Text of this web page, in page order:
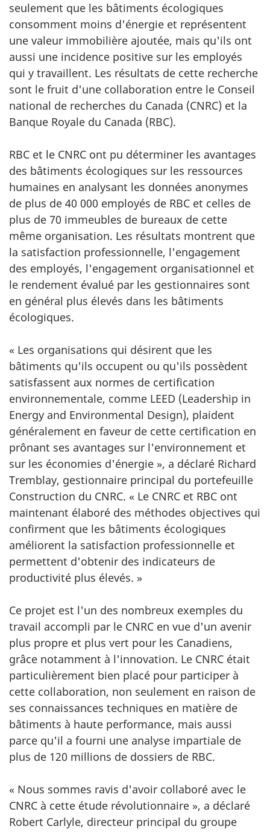
seulement que les bâtiments écologiques
consomment moins d'énergie et représentent
une valeur immobilière ajoutée, mais qu'ils ont
aussi une incidence positive sur les employés
qui y travaillent. Les résultats de cette recherche
sont le fruit d'une collaboration entre le Conseil
national de recherches du Canada (CNRC) et la
Banque Royale du Canada (RBC).
RBC et le CNRC ont pu déterminer les avantages
des bâtiments écologiques sur les ressources
humaines en analysant les données anonymes
de plus de 40 000 employés de RBC et celles de
plus de 70 immeubles de bureaux de cette
même organisation. Les résultats montrent que
la satisfaction professionnelle, l'engagement
des employés, l'engagement organisationnel et
le rendement évalué par les gestionnaires sont
en général plus élevés dans les bâtiments
écologiques.
« Les organisations qui désirent que les
bâtiments qu'ils occupent ou qu'ils possèdent
satisfassent aux normes de certification
environnementale, comme LEED (Leadership in
Energy and Environmental Design), plaident
généralement en faveur de cette certification en
prônant ses avantages sur l'environnement et
sur les économies d'énergie », a déclaré Richard
Tremblay, gestionnaire principal du portefeuille
Construction du CNRC. « Le CNRC et RBC ont
maintenant élaboré des méthodes objectives qui
confirment que les bâtiments écologiques
améliorent la satisfaction professionnelle et
permettent d'obtenir des indicateurs de
productivité plus élevés. »
Ce projet est l'un des nombreux exemples du
travail accompli par le CNRC en vue d'un avenir
plus propre et plus vert pour les Canadiens,
grâce notamment à l'innovation. Le CNRC était
particulièrement bien placé pour participer à
cette collaboration, non seulement en raison de
ses connaissances techniques en matière de
bâtiments à haute performance, mais aussi
parce qu'il a fourni une analyse impartiale de
plus de 120 millions de dossiers de RBC.
« Nous sommes ravis d'avoir collaboré avec le
CNRC à cette étude révolutionnaire », a déclaré
Robert Carlyle, directeur principal du groupe